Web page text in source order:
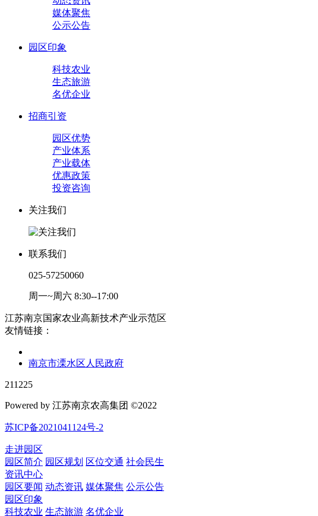
媒体聚焦
公示公告
园区印象
科技农业
生态旅游
名优企业
招商引资
园区优势
产业体系
产业载体
优惠政策
投资咨询
关注我们
联系我们
025-57250060
周一~周六 8:30--17:00
江苏南京国家农业高新技术产业示范区
友情链接：
南京市溧水区人民政府
211225
Powered by 江苏南京农高集团 ©2022
苏ICP备2021041124号-2
走进园区
园区简介 园区规划 区位交通 社会民生
资讯中心
园区要闻 动态资讯 媒体聚焦 公示公告
园区印象
科技农业 生态旅游 名优企业